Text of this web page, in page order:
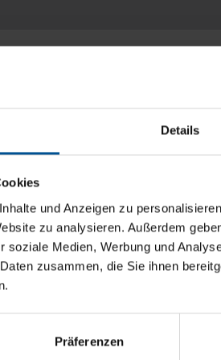
Details
und Anzeigen zu
zu analysieren. Außerdem
soziale Medien, Werbung und
zusammen, die Sie ihnen
Präferenzen
systemu, wysoki
W ten sposób opracowaliśmy
VACUDEST.
jest bezpośrednio na
konserwacyjne są
jest nie tak.